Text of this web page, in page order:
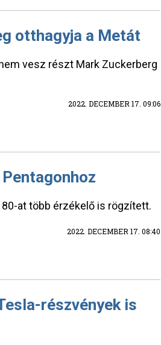
otthagyja a Metát
vesz részt Mark Zuckerberg
2022. DECEMBER 17. 09:06
at több érzékelő is rögzített.
2022. DECEMBER 17. 08:40
részvények is